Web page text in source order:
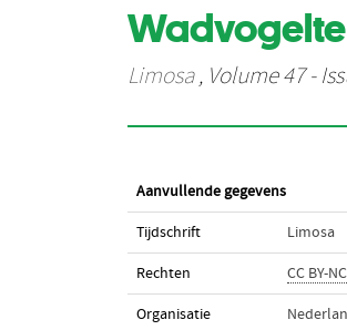
Limosa, Volume 47 -
Aanvullende gegevens
Tijdschrift Limosa
Rechten CC BY-
Organisatie